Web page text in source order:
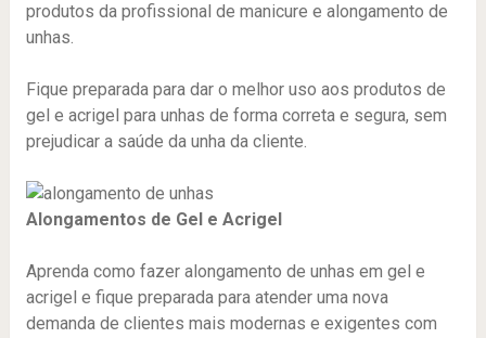
produtos da profissional de manicure e alongamento de
unhas.
Fique preparada para dar o melhor uso aos produtos de
gel e acrigel para unhas de forma correta e segura, sem
prejudicar a saúde da unha da cliente.
Alongamentos de Gel e Acrigel
Aprenda como fazer alongamento de unhas em gel e
acrigel e fique preparada para atender uma nova
demanda de clientes mais modernas e exigentes com